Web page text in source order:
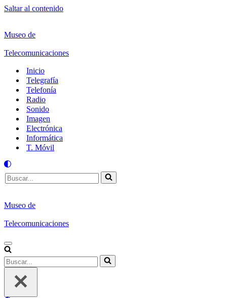
Saltar al contenido
Museo de
Telecomunicaciones
Inicio
Telegrafía
Telefonía
Radio
Sonido
Imagen
Electrónica
Informática
T. Móvil
Buscar...
Museo de
Telecomunicaciones
Menú
de
navegación
Buscar...